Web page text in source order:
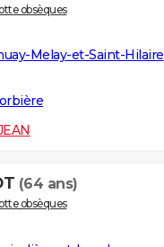
obsèques
Melay-et-Saint-Hilaire
(64 ans)
obsèques